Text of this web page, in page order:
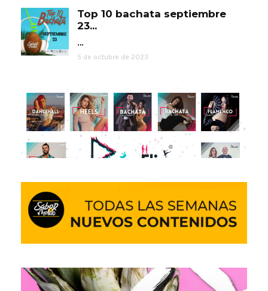
Top 10 bachata septiembre
23...
…
5 de octubre de 2023